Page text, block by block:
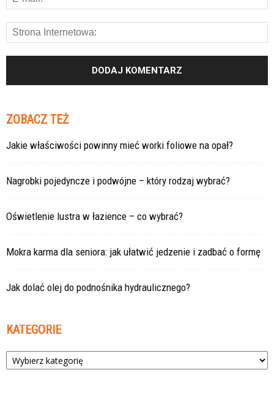
ZOBACZ TEŻ
Jakie właściwości powinny mieć worki foliowe na opał?
Nagrobki pojedyncze i podwójne – który rodzaj wybrać?
Oświetlenie lustra w łazience – co wybrać?
Mokra karma dla seniora: jak ułatwić jedzenie i zadbać o formę
Jak dolać olej do podnośnika hydraulicznego?
KATEGORIE
Kategorie